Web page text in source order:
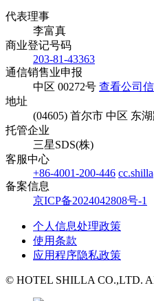
代表理事
李富真
商业登记号码
203-81-43363
通信销售业申报
中区 00272号 查看公司
地址
(04605) 首尔市 中区 东
托管企业
三星SDS(株)
客服中心
+86-4001-200-446
备案信息
京ICP备2024042808号-1
个人信息处理政策
使用条款
应用程序隐私政策
© HOTEL SHILLA CO.,LTD.